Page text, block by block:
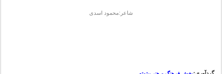
شاعر:محمود اسدی
گردآوری: